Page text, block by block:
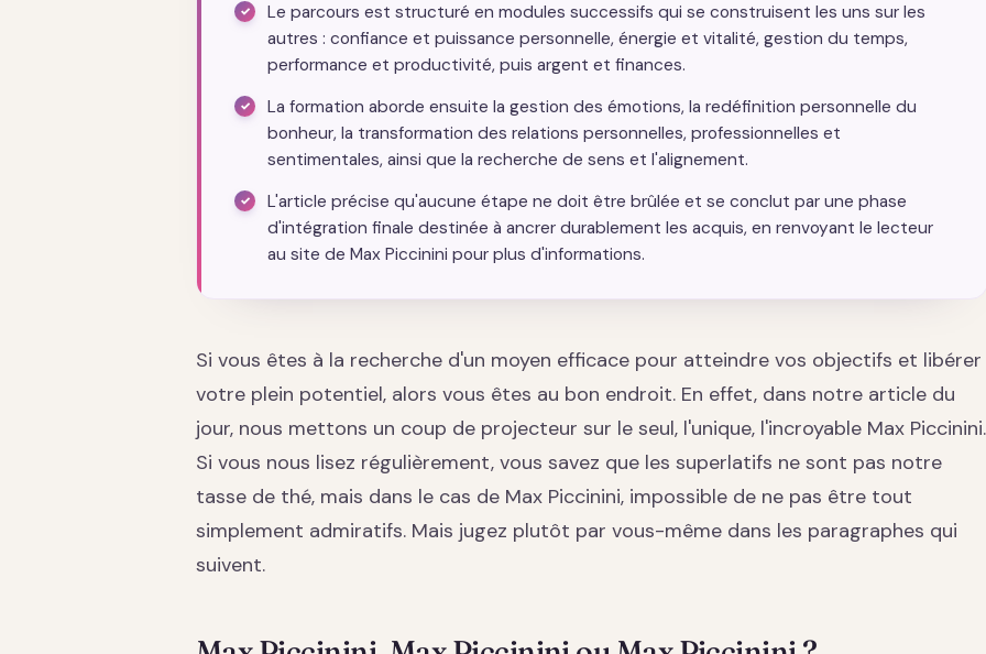
Le parcours est structuré en modules successifs qui se construisent les uns sur les
autres : confiance et puissance personnelle, énergie et vitalité, gestion du temps,
performance et productivité, puis argent et finances.
La formation aborde ensuite la gestion des émotions, la redéfinition personnelle du
bonheur, la transformation des relations personnelles, professionnelles et
sentimentales, ainsi que la recherche de sens et l'alignement.
L'article précise qu'aucune étape ne doit être brûlée et se conclut par une phase
d'intégration finale destinée à ancrer durablement les acquis, en renvoyant le lecteur
au site de Max Piccinini pour plus d'informations.
Si vous êtes à la recherche d'un moyen efficace pour atteindre vos objectifs et libérer
votre plein potentiel, alors vous êtes au bon endroit. En effet, dans notre article du
jour, nous mettons un coup de projecteur sur le seul, l'unique, l'incroyable Max Piccinini.
Si vous nous lisez régulièrement, vous savez que les superlatifs ne sont pas notre
tasse de thé, mais dans le cas de Max Piccinini, impossible de ne pas être tout
simplement admiratifs. Mais jugez plutôt par vous-même dans les paragraphes qui
suivent.